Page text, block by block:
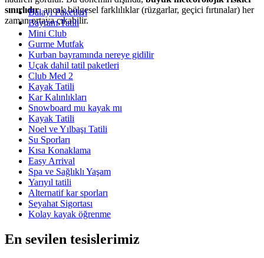
sınırlıdır, ancak bölgesel farklılıklar (rüzgarlar, geçici fırtınalar) her
zaman ortaya çıkabilir.
Balayı Paketleri
Bayram Tatili
Mini Club
Gurme Mutfak
Kurban bayramında nereye gidilir
Uçak dahil tatil paketleri
Club Med 2
Kayak Tatili
Kar Kalınlıkları
Snowboard mu kayak mı
Kayak Tatili
Noel ve Yılbaşı Tatili
Su Sporları
Kısa Konaklama
Easy Arrival
Spa ve Sağlıklı Yaşam
Yarıyıl tatili
Alternatif kar sporları
Seyahat Sigortası
Kolay kayak öğrenme
En sevilen tesislerimiz